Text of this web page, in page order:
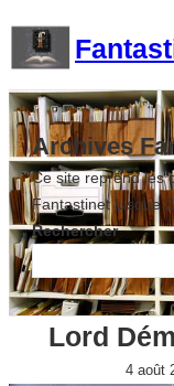
contenu
Archives
Ce site reprend les
Fantastinet jusque
Rechercher
Lord
4 août